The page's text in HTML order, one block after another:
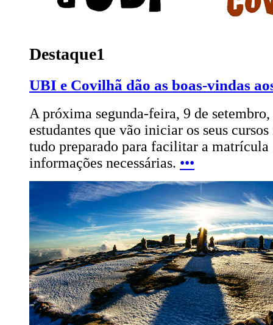
Destaque1
UBI e Covilhã dão as boas-vindas
A próxima segunda-feira, 9 de
estudantes que vão iniciar os seus
tudo preparado para facilitar a matrícula
informações necessárias. •••